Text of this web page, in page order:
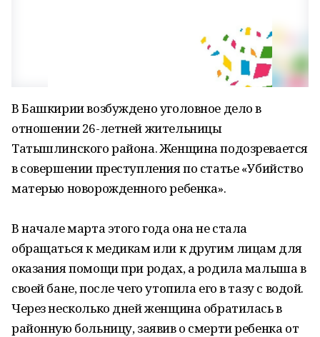
В Башкирии возбуждено уголовное дело в
отношении 26-летней жительницы
Татышлинского района. Женщина подозревается
в совершении преступления по статье «Убийство
матерью новорожденного ребенка».
В начале марта этого года она не стала
обращаться к медикам или к другим лицам для
оказания помощи при родах, а родила малыша в
своей бане, после чего утопила его в тазу с водой.
Через несколько дней женщина обратилась в
районную больницу, заявив о смерти ребенка от